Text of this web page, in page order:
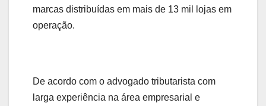
marcas distribuídas em mais de 13 mil lojas em
operação.
De acordo com o advogado tributarista com
larga experiência na área empresarial e